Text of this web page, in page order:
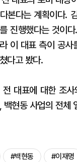
본다는 계획이다.
진행했다는 것이
이 대표 측이 공사
다고 봤다.
대표에 대한 조
백현동 사업의 전체
#백현동 #이재명